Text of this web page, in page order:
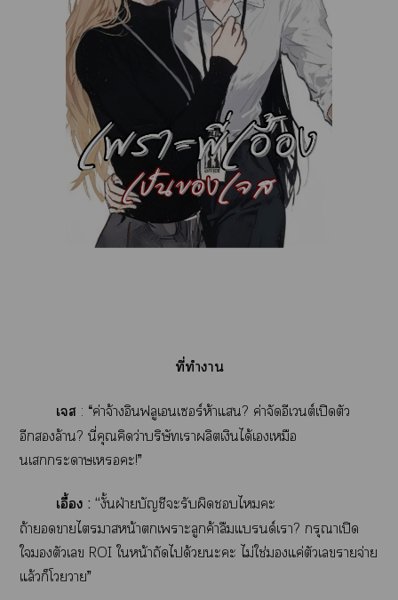
ที่ทำา
เส : “ค่าจ้างอินฟลูเเซอร์ห้าแ? ค่าจัดอีเต์เปิดตัว
อีกล้าน? นี่คุณคิดว่าบริษัทเาผลิตเงินได้เเหมือ
นเะาเะ!”
เอื้อง : “งั้นฝ่ายบัญชีะรับผิดไะ
ถ้าาไาหน้าเาะลูกค้าลืมแบรนด์เา? กรุณาเปิด
ใตัวเ ROI ใหน้าถัดได้วยะะ ไม่ใช่แค่ตัวเรายจ่าย
แล้วก็โา”